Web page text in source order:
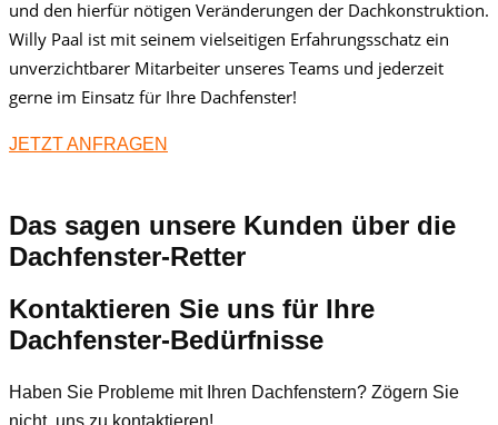
und den hierfür nötigen Veränderungen der Dachkonstruktion.
Willy Paal ist mit seinem vielseitigen Erfahrungsschatz ein
unverzichtbarer Mitarbeiter unseres Teams und jederzeit
gerne im Einsatz für Ihre Dachfenster!
JETZT ANFRAGEN
Das sagen unsere Kunden über die
Dachfenster-Retter
Kontaktieren Sie uns für Ihre
Dachfenster-Bedürfnisse
Haben Sie Probleme mit Ihren Dachfenstern? Zögern Sie